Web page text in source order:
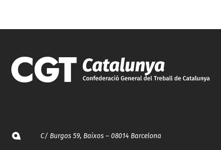
C/ Burgos 59, Baixos – 08014 Barcelona